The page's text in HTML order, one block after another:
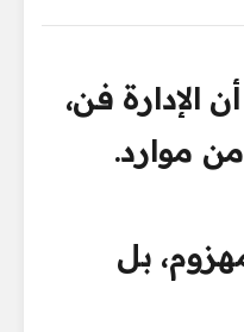
الإدارة فن،
موارد.
بل